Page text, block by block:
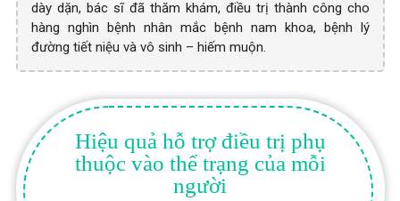
dày dặn, bác sĩ đã thăm khám, điều trị thành công cho
hàng nghìn bệnh nhân mắc bệnh nam khoa, bệnh lý
đường tiết niệu và vô sinh – hiếm muộn.
Hiệu quả hỗ trợ điều trị phụ
thuộc vào thể trạng của mỗi
người